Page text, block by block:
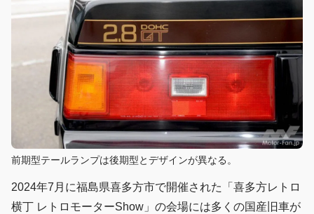
前期型テールランプは後期型とデザインが異なる。
2024年7月に福島県喜多方市で開催された「喜多方レトロ
横丁 レトロモーターShow」の会場には多くの国産旧車が